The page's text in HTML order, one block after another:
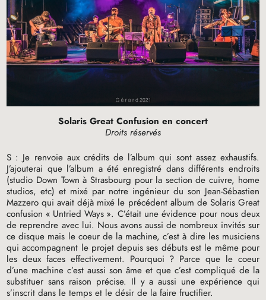
Solaris Great Confusion en concert
Droits réservés
S : Je renvoie aux crédits de l’album qui sont assez exhaustifs.
J’ajouterai que l’album a été enregistré dans différents endroits
(studio Down Town à Strasbourg pour la section de cuivre, home
studios, etc) et mixé par notre ingénieur du son Jean-Sébastien
Mazzero qui avait déjà mixé le précédent album de Solaris Great
confusion « Untried Ways ». C’était une évidence pour nous deux
de reprendre avec lui. Nous avons aussi de nombreux invités sur
ce disque mais le coeur de la machine, c’est à dire les musiciens
qui accompagnent le projet depuis ses débuts est le même pour
les deux faces effectivement. Pourquoi ? Parce que le coeur
d’une machine c’est aussi son âme et que c’est compliqué de la
substituer sans raison précise. Il y a aussi une expérience qui
s’inscrit dans le temps et le désir de la faire fructifier.